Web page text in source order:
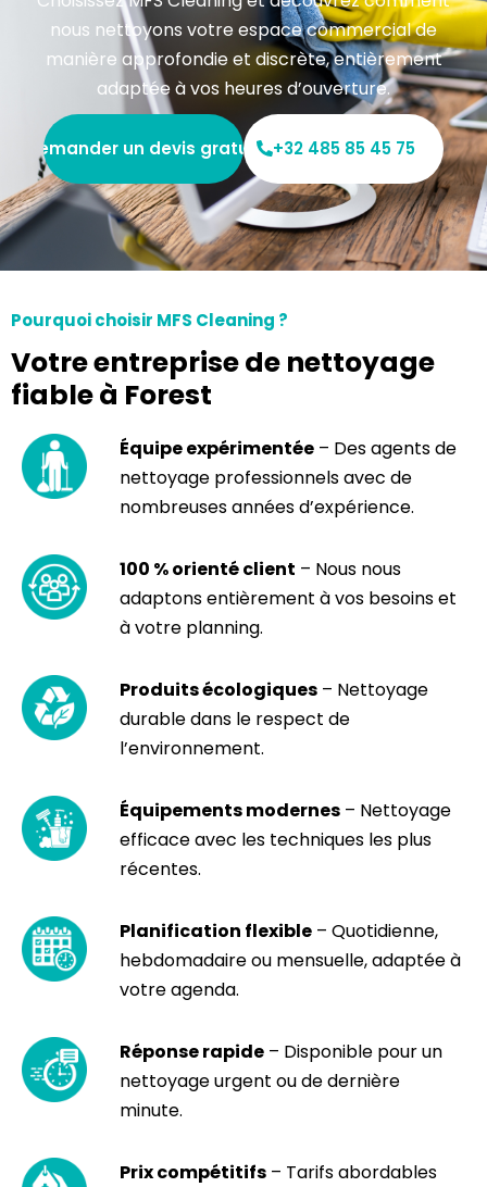
nous nettoyons votre espace commercial de
manière approfondie et discrète, entièrement
adaptée à vos heures d’ouverture.
Demander un devis gratuit +32 485 85 45 75
Pourquoi choisir MFS Cleaning ?
Votre entreprise de nettoyage
fiable à Forest
Équipe expérimentée – Des agents de
nettoyage professionnels avec de
nombreuses années d’expérience.
100 % orienté client – Nous nous
adaptons entièrement à vos besoins et
à votre planning.
Produits écologiques – Nettoyage
durable dans le respect de
l’environnement.
Équipements modernes – Nettoyage
efficace avec les techniques les plus
récentes.
Planification flexible – Quotidienne,
hebdomadaire ou mensuelle, adaptée à
votre agenda.
Réponse rapide – Disponible pour un
nettoyage urgent ou de dernière
minute.
Prix compétitifs – Tarifs abordables